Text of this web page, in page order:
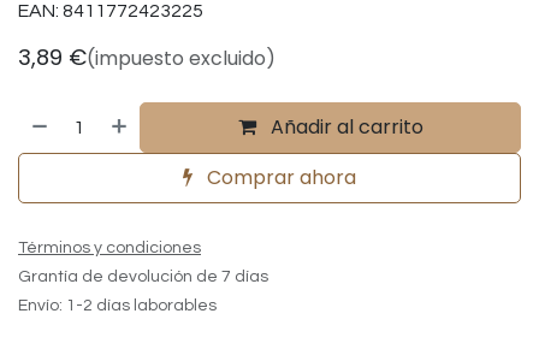
EAN: 8411772423225
3,89 €(impuesto excluido)
Añadir al carrito
Comprar ahora
Términos y condiciones
Grantía de devolución de 7 días
Envío: 1-2 días laborables